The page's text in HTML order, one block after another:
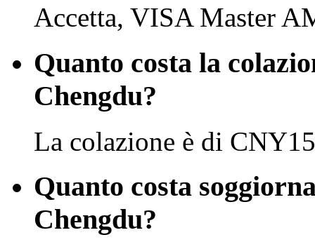
Accetta, VISA Master
Quanto costa la
Chengdu?
La colazione è di
Quanto costa
Chengdu?